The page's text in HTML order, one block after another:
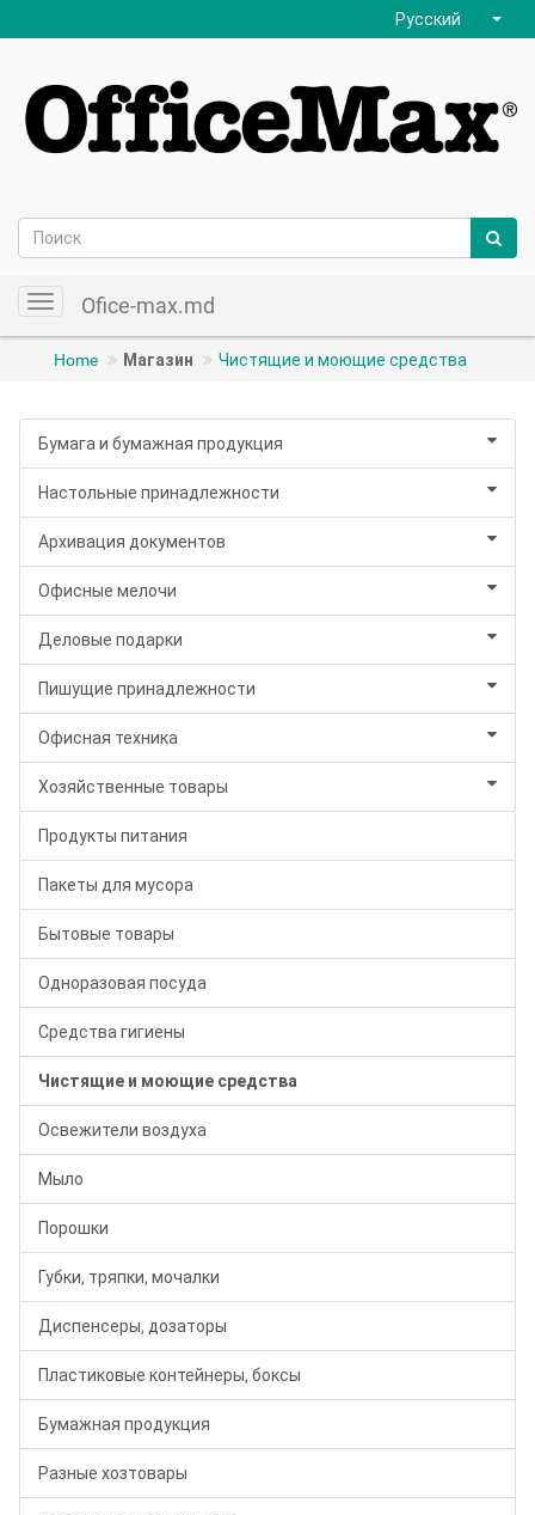
Русский
ToggleOfice-max.md
Home Магазин Чистящие и моющие средства
Бумага и бумажная продукция
Настольные принадлежности
Архивация документов
Офисные мелочи
Деловые подарки
Пишущие принадлежности
Офисная техника
Хозяйственные товары
Продукты питания
Пакеты для мусора
Бытовые товары
Одноразовая посуда
Средства гигиены
Чистящие и моющие средства
Освежители воздуха
Мыло
Порошки
Губки, тряпки, мочалки
Диспенсеры, дозаторы
Пластиковые контейнеры, боксы
Бумажная продукция
Разные хозтовары